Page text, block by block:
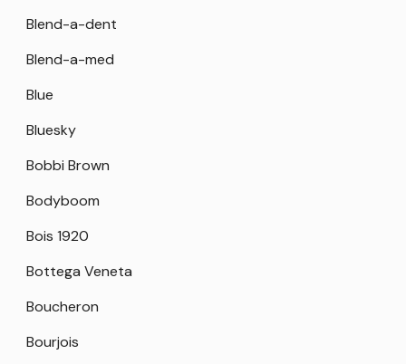
Blend-a-dent
Blend-a-med
Blue
Bluesky
Bobbi Brown
Bodyboom
Bois 1920
Bottega Veneta
Boucheron
Bourjois